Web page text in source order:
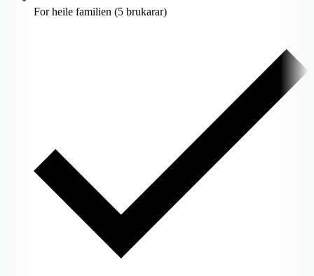
For heile familien (5 brukarar)